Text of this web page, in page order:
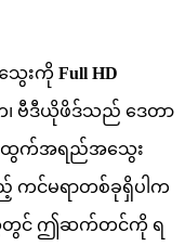
က Full HD
၊ ဗဒယဖဒသည ဒတ
ထကအရညအသ
ကငမရတစခရပ က
တင ဤဆကတငက ရ